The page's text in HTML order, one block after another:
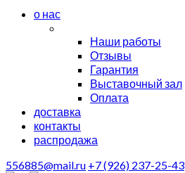
о нас
Наши работы
Отзывы
Гарантия
Выставочный зал
Оплата
доставка
контакты
распродажа
556885@mail.ru +7 (926) 237-25-43